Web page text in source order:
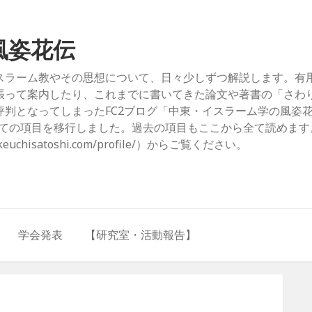
姿花伝
ーム教やその思想について、日々少しずつ解説します。有
て案内したり、これまでに書いてきた論文や著書の「さわ
となってしまったFC2ブログ「中東・イスラーム学の風姿
項目を移行しました。過去の項目もここから全て読めま
profile/）からご覧ください。
学会発表 【研究室・活動報告】